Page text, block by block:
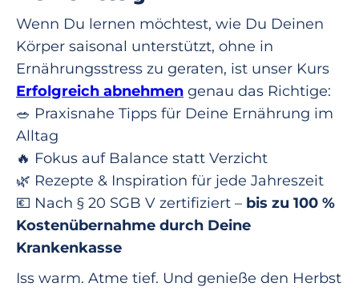
Wenn Du lernen möchtest, wie Du Deinen
Körper saisonal unterstützt, ohne in
Ernährungsstress zu geraten, ist unser Kurs
Erfolgreich abnehmen genau das Richtige:
🥗 Praxisnahe Tipps für Deine Ernährung im
Alltag
🔥 Fokus auf Balance statt Verzicht
🌿 Rezepte & Inspiration für jede Jahreszeit
💶 Nach § 20 SGB V zertifiziert – bis zu 100 %
Kostenübernahme durch Deine
Krankenkasse
Iss warm. Atme tief. Und genieße den Herbst